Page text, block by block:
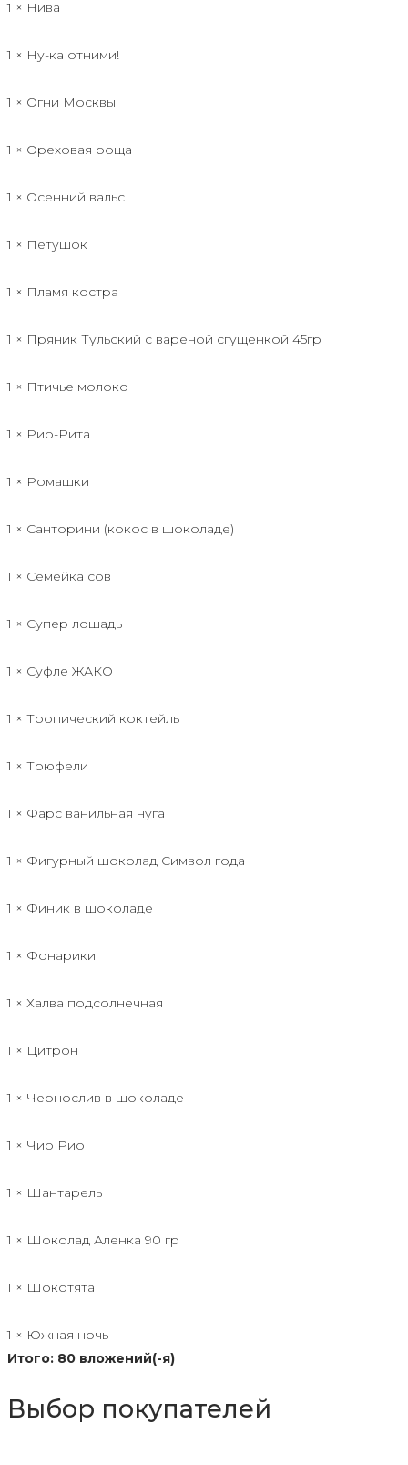
1 × Нива
1 × Ну-ка отними!
1 × Огни Москвы
1 × Ореховая роща
1 × Осенний вальс
1 × Петушок
1 × Пламя костра
1 × Пряник Тульский с вареной сгущенкой 45гр
1 × Птичье молоко
1 × Рио-Рита
1 × Ромашки
1 × Санторини (кокос в шоколаде)
1 × Семейка сов
1 × Супер лошадь
1 × Суфле ЖАКО
1 × Тропический коктейль
1 × Трюфели
1 × Фарс ванильная нуга
1 × Фигурный шоколад Символ года
1 × Финик в шоколаде
1 × Фонарики
1 × Халва подсолнечная
1 × Цитрон
1 × Чернослив в шоколаде
1 × Чио Рио
1 × Шантарель
1 × Шоколад Аленка 90 гр
1 × Шокотята
1 × Южная ночь
Итого: 80 вложений(-я)
Выбор покупателей